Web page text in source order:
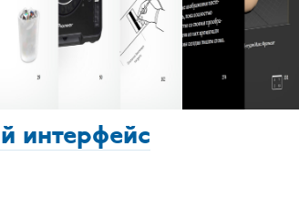
интерфейс